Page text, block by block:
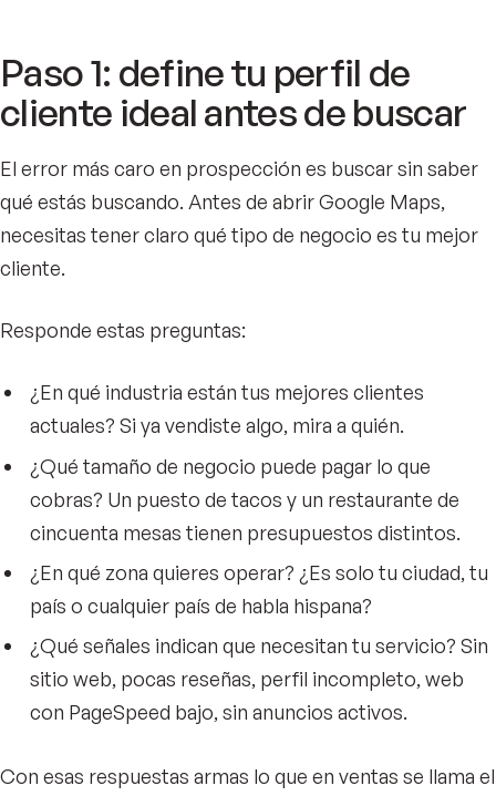
Paso 1: define tu perfil de
cliente ideal antes de buscar
El error más caro en prospección es buscar sin saber
qué estás buscando. Antes de abrir Google Maps,
necesitas tener claro qué tipo de negocio es tu mejor
cliente.
Responde estas preguntas:
¿En qué industria están tus mejores clientes
actuales? Si ya vendiste algo, mira a quién.
¿Qué tamaño de negocio puede pagar lo que
cobras? Un puesto de tacos y un restaurante de
cincuenta mesas tienen presupuestos distintos.
¿En qué zona quieres operar? ¿Es solo tu ciudad, tu
país o cualquier país de habla hispana?
¿Qué señales indican que necesitan tu servicio? Sin
sitio web, pocas reseñas, perfil incompleto, web
con PageSpeed bajo, sin anuncios activos.
Con esas respuestas armas lo que en ventas se llama el